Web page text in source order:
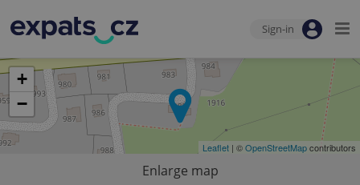
Sign-in
+
−
Leaflet | ©OpenStreetMapcontributors
Enlarge map